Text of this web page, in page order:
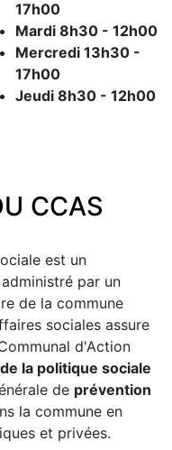
17h00
Mardi 8h30 - 12h00
Mercredi 13h30 -
17h00
Jeudi 8h30 - 12h00
CCAS
est un
par un
de la commune
sociales assure
d'Action
de la politique sociale
de prévention
la commune en
et privées.